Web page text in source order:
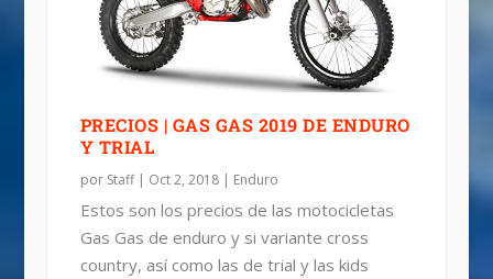
PRECIOS | GAS GAS 2019 DE ENDURO
Y TRIAL
por Staff| Oct 2, 2018| Enduro
Estos son los precios de las motocicletas
Gas Gas de enduro y si variante cross
country, así como las de trial y las kids